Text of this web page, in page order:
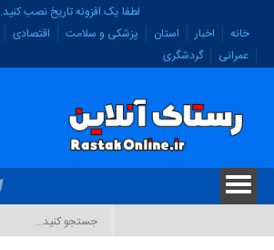
لطفا یک افزونه تاریخ نصب کنید.
خانه
اخبار استان پزشکی و سلامت اقتصادی
عمرانی
گردشگری